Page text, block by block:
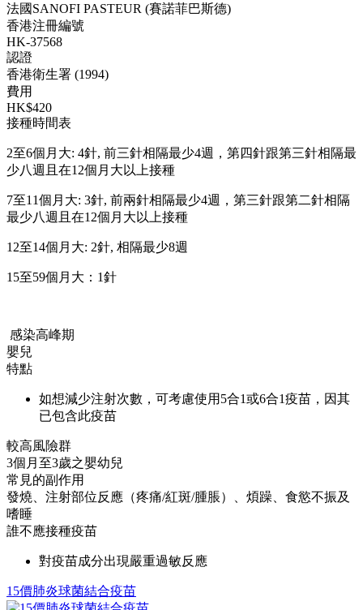
法國SANOFI PASTEUR (賽諾菲巴斯德)
香港注冊編號
HK-37568
認證
香港衛生署 (1994)
費用
HK$420
接種時間表
2至6個月大: 4針, 前三針相隔最少4週，第四針跟第三針相隔最
少八週且在12個月大以上接種
7至11個月大: 3針, 前兩針相隔最少4週，第三針跟第二針相隔
最少八週且在12個月大以上接種
12至14個月大: 2針, 相隔最少8週
15至59個月大：1針
感染高峰期
嬰兒
特點
如想減少注射次數，可考慮使用5合1或6合1疫苗，因其
已包含此疫苗
較高風險群
3個月至3歲之嬰幼兒
常見的副作用
發燒、注射部位反應（疼痛/紅斑/腫脹）、煩躁、食慾不振及
嗜睡
誰不應接種疫苗
對疫苗成分出現嚴重過敏反應
15價肺炎球菌結合疫苗